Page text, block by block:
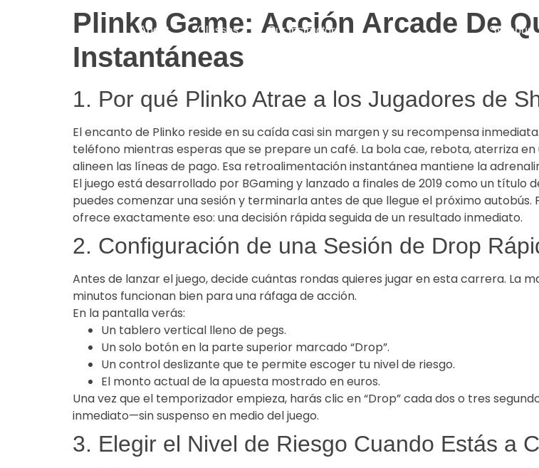
About Classes Our Instructors Syllabus
Plinko Game: Acción Arcade De
Instantáneas
1. Por qué Plinko Atrae a los Jugadores de
El encanto de Plinko reside en su caída casi sin margen y su recompensa
teléfono mientras esperas que se prepare un café. La bola cae, rebota, aterriza
alineen las líneas de pago. Esa retroalimentación instantánea mantiene la
El juego está desarrollado por BGaming y lanzado a finales de 2019 como un título
puedes comenzar una sesión y terminarla antes de que llegue el próximo
ofrece exactamente eso: una decisión rápida seguida de un resultado inmediato.
2. Configuración de una Sesión de Drop
Antes de lanzar el juego, decide cuántas rondas quieres jugar en esta carrera.
minutos funcionan bien para una ráfaga de acción.
En la pantalla verás:
Un tablero vertical lleno de pegs.
Un solo botón en la parte superior marcado “Drop”.
Un control deslizante que te permite escoger tu nivel de riesgo.
El monto actual de la apuesta mostrado en euros.
Una vez que el temporizador empieza, harás clic en “Drop” cada dos o tres
inmediato—sin suspenso en medio del juego.
3. Elegir el Nivel de Riesgo Cuando Estás a